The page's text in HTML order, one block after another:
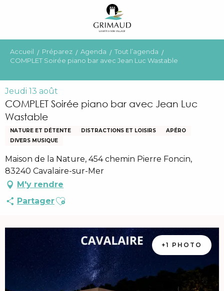
principal
Accueil Préparez Agenda
Tout l’agenda
COMPLET Soirée piano bar avec Jean Luc Wastable
Jeudi 13 août
COMPLET Soirée piano bar avec Jean Luc
Wastable
NATURE ET DÉTENTE DISTRACTIONS ET LOISIRS
APÉRO
DIVERS MUSIQUE
Maison de la Nature, 454 chemin Pierre Foncin,
83240 Cavalaire-sur-Mer
M'y rendre
PartagerAjouter aux favoris
+1 PHOTO